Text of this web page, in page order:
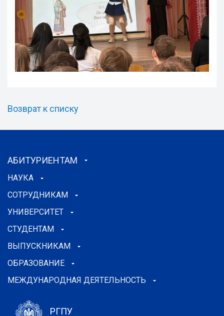
Возврат к списку
АБИТУРИЕНТАМ
НАУКА
СОТРУДНИКАМ
УНИВЕРСИТЕТ
СТУДЕНТАМ
ВЫПУСКНИКАМ
ОБРАЗОВАНИЕ
МЕЖДУНАРОДНАЯ ДЕЯТЕЛЬНОСТЬ
РГПУ